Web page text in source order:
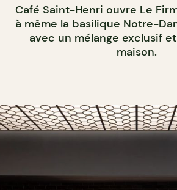
Café Saint-Henri ouvre Le
à même la basilique Notre-
avec un mélange exclusif
maison.